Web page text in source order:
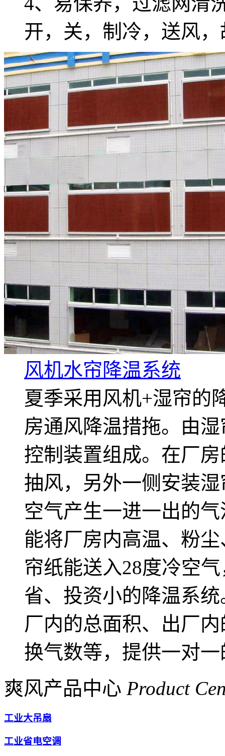
开，关，制冷，送风
风机水帘降温系统
夏季采用风机+湿帘的
房通风降温措拖。由
控制装置组成。在厂
抽风，另外一侧安装
空气产生一进一出的
能将厂房内高温、粉
帘纸能送入28度冷空
省、投资小的降温系
厂内的总面积、出厂
换气数等，提供一对
爽风产品中心 Product
工业大吊扇
工业省电空调